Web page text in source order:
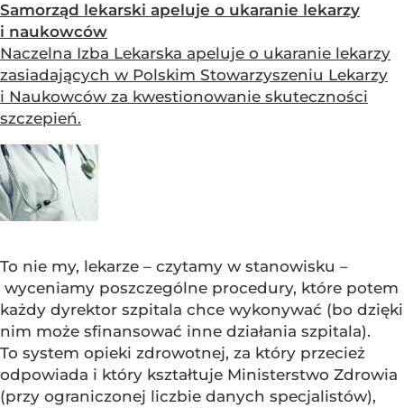
Samorząd lekarski apeluje o ukaranie lekarzy
i naukowców
Naczelna Izba Lekarska apeluje o ukaranie lekarzy
zasiadających w Polskim Stowarzyszeniu Lekarzy
i Naukowców za kwestionowanie skuteczności
szczepień.
To nie my, lekarze – czytamy w stanowisku –
wyceniamy poszczególne procedury, które potem
każdy dyrektor szpitala chce wykonywać (bo dzięki
nim może sfinansować inne działania szpitala).
To system opieki zdrowotnej, za który przecież
odpowiada i który kształtuje Ministerstwo Zdrowia
(przy ograniczonej liczbie danych specjalistów),